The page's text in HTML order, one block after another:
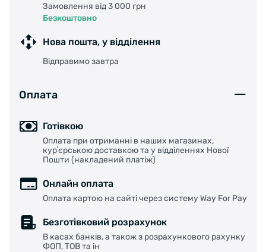
Замовлення від 3 000 грн
Безкоштовно
Нова пошта, у відділення
Відправимо завтра
Оплата
Готівкою
Оплата при отриманні в наших магазинах,
курʼєрською доставкою та у відділеннях Нової
Пошти (накладений платіж)
Онлайн оплата
Оплата картою на сайті через систему Way For Pay
Безготівковий розрахунок
В касах банків, а також з розрахункового рахунку
ФОП, ТОВ та ін